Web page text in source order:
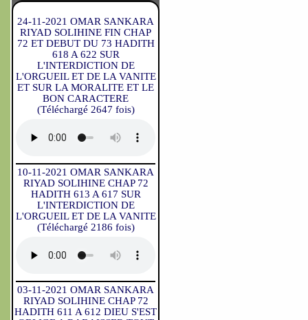
24-11-2021 OMAR SANKARA
RIYAD SOLIHINE FIN CHAP
72 ET DEBUT DU 73 HADITH
618 A 622 SUR
L'INTERDICTION DE
L'ORGUEIL ET DE LA VANITE
ET SUR LA MORALITE ET LE
BON CARACTERE
(Téléchargé 2647 fois)
10-11-2021 OMAR SANKARA
RIYAD SOLIHINE CHAP 72
HADITH 613 A 617 SUR
L'INTERDICTION DE
L'ORGUEIL ET DE LA VANITE
(Téléchargé 2186 fois)
03-11-2021 OMAR SANKARA
RIYAD SOLIHINE CHAP 72
HADITH 611 A 612 DIEU S'EST